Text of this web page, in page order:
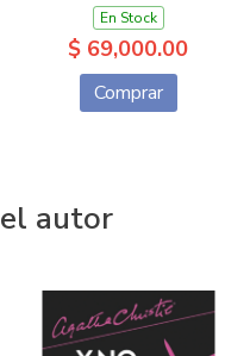
En Stock
$ 69,000.00
Comprar
autor